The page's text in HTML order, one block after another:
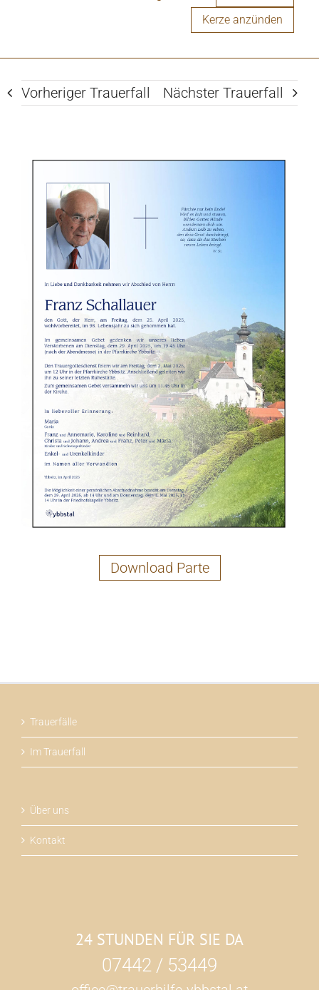
Kerze anzünden
Vorheriger Trauerfall Nächster Trauerfall
Download Parte
Trauerfälle
Im Trauerfall
Über uns
Kontakt
24 STUNDEN FÜR SIE DA
07442 / 53449